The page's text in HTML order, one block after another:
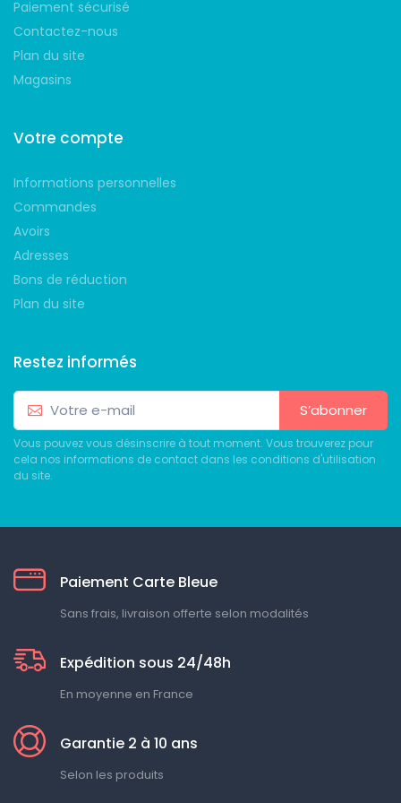
Paiement sécurisé
Contactez-nous
Plan du site
Magasins
Votre compte
Informations personnelles
Commandes
Avoirs
Adresses
Bons de réduction
Plan du site
Restez informés
S’abonner
Vous pouvez vous désinscrire à tout moment. Vous trouverez pour
cela nos informations de contact dans les conditions d'utilisation
du site.
Paiement Carte Bleue
Sans frais, livraison offerte selon modalités
Expédition sous 24/48h
En moyenne en France
Garantie 2 à 10 ans
Selon les produits